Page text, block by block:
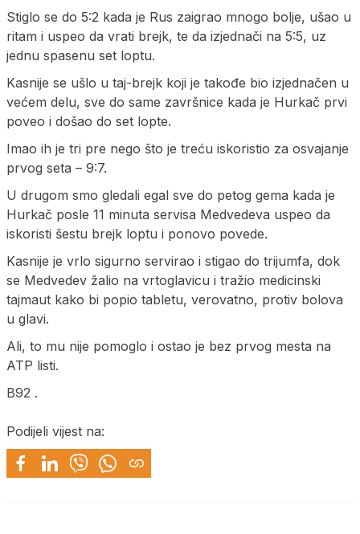
Stiglo se do 5:2 kada je Rus zaigrao mnogo bolje, ušao u
ritam i uspeo da vrati brejk, te da izjednači na 5:5, uz
jednu spasenu set loptu.
Kasnije se ušlo u taj-brejk koji je takođe bio izjednačen u
većem delu, sve do same završnice kada je Hurkač prvi
poveo i došao do set lopte.
Imao ih je tri pre nego što je treću iskoristio za osvajanje
prvog seta – 9:7.
U drugom smo gledali egal sve do petog gema kada je
Hurkač posle 11 minuta servisa Medvedeva uspeo da
iskoristi šestu brejk loptu i ponovo povede.
Kasnije je vrlo sigurno servirao i stigao do trijumfa, dok
se Medvedev žalio na vrtoglavicu i tražio medicinski
tajmaut kako bi popio tabletu, verovatno, protiv bolova
u glavi.
Ali, to mu nije pomoglo i ostao je bez prvog mesta na
ATP listi.
B92 .
Podijeli vijest na: